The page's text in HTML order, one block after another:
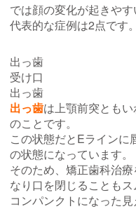
では顔の変化が起きやす
代表的な症例は2点です。
出っ歯
受け口
出っ歯
出っ歯は上顎前突とも
のことです。
この状態だとEラインに
の状態になっています。
そのため、矯正歯科治
なり口を閉じることも
コンパンクトになった見